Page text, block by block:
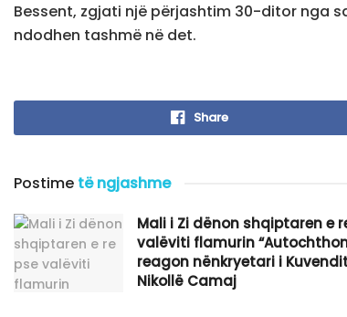
Bessent, zgjati një përjashtim 30-ditor nga
ndodhen tashmë në det.
Share
Postime të ngjashme
​Mali i Zi dënon shqiptaren e
valëviti flamurin
reagon nënkryetari i
Nikollë Camaj